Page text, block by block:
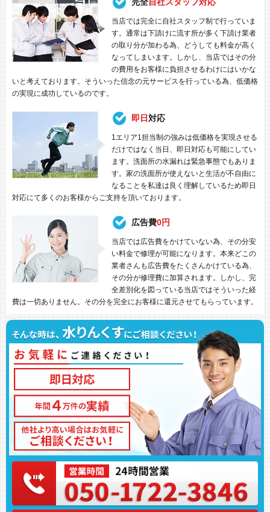
当店では完全に自社スタッフ制で行っていま
す。通常は下請けに流す所が多く下請け業者
の取り分が加わる為、どうしても料金が高く
なってしまいます。しかし、当店ではその分
の費用をお客様に負担させるわけにはいかな
いと考えております。そういった信念の元サービスを行っている為、低価格
の実現に成功しているのです。
即日対応
1エリア1担当制の強みは低価格を実現させる
だけではなく当日、即日対応も可能にしてい
ます。洗面所の水漏れは緊急事態でもありま
す。家の洗面所が使えないと生活が不自由に
なることを私達は良く理解しているため即日
対応にて多くのお客様からご支持を頂いております。
広告費0円
当店では広告費をかけていない為、その分安
い料金で修理が可能になります。本来どこの
業者さんも広告費をたくさんかけている為、
その分が修理費に加算されます。しかし、完
全差別化を図っている当店ではそういった経
費は一切ありません。その分を完全にお客様に還元させてもらっています。